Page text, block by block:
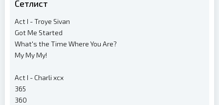
Сетлист
Act I - Troye Sivan
Got Me Started
What's the Time Where You Are?
My My My!
Act I - Charli xcx
365
360